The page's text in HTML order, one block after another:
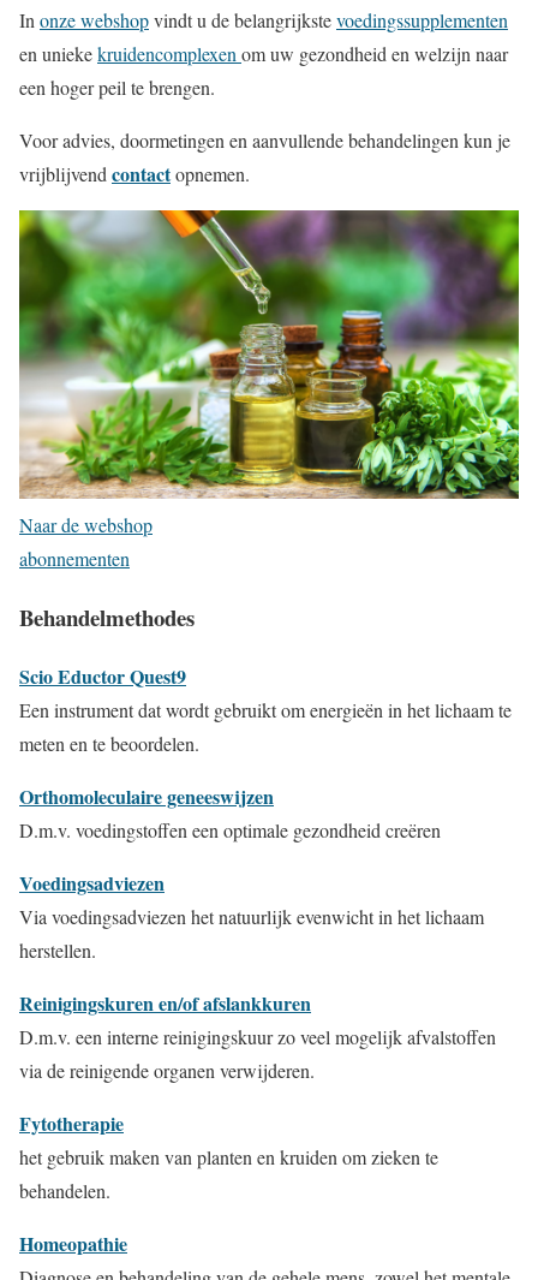
Inonze webshopvindt u de belangrijkstevoedingssupplementen
en uniekekruidencomplexenom uw gezondheid en welzijn naar
een hoger peil te brengen.
Voor advies, doormetingen en aanvullende behandelingen kun je
vrijblijvendcontactopnemen.
Naar de webshop
abonnementen
Behandelmethodes
Scio Eductor Quest9
Een instrument dat wordt gebruikt om energieën in het lichaam te
meten en te beoordelen.
Orthomoleculaire geneeswijzen
D.m.v. voedingstoffen een optimale gezondheid creëren
Voedingsadviezen
Via voedingsadviezen het natuurlijk evenwicht in het lichaam
herstellen.
Reinigingskuren en/of afslankkuren
D.m.v. een interne reinigingskuur zo veel mogelijk afvalstoffen
via de reinigende organen verwijderen.
Fytotherapie
het gebruik maken van planten en kruiden om zieken te
behandelen.
Homeopathie